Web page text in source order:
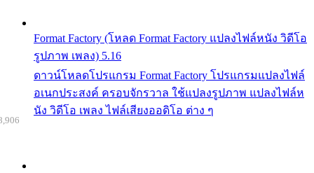
Format Factory (โหลด Format Factory แปลงไฟล์หนัง วิดีโอ
รูปภาพ เพลง) 5.16
ดาวน์โหลดโปรแกรม Format Factory โปรแกรมแปลงไฟล์
อเนกประสงค์ ครอบจักรวาล ใช้แปลงรูปภาพ แปลงไฟล์ห
นัง วิดีโอ เพลง ไฟล์เสียงออดิโอ ต่าง ๆ